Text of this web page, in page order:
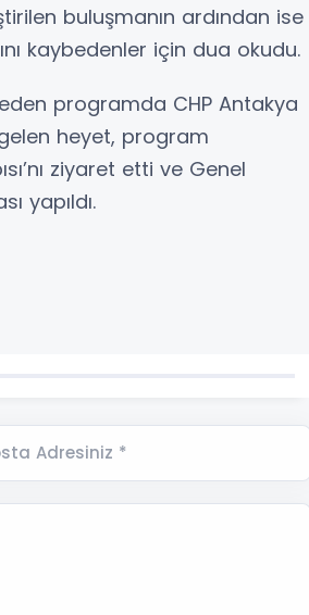
buluşmanın ardından ise
kaybedenler için dua okudu.
programda CHP Antakya
heyet, program
ziyaret etti ve Genel
yapıldı.
Adresiniz *